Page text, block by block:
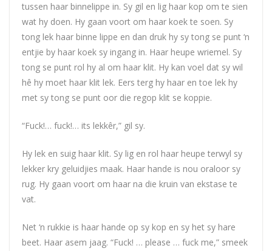
tussen haar binnelippe in. Sy gil en lig haar kop om te sien
wat hy doen. Hy gaan voort om haar koek te soen. Sy
tong lek haar binne lippe en dan druk hy sy tong se punt ‘n
entjie by haar koek sy ingang in. Haar heupe wriemel. Sy
tong se punt rol hy al om haar klit. Hy kan voel dat sy wil
hê hy moet haar klit lek. Eers terg hy haar en toe lek hy
met sy tong se punt oor die regop klit se koppie.
“Fuck!… fuck!… its lekkêr,” gil sy.
Hy lek en suig haar klit. Sy lig en rol haar heupe terwyl sy
lekker kry geluidjies maak. Haar hande is nou oraloor sy
rug. Hy gaan voort om haar na die kruin van ekstase te
vat.
Net ‘n rukkie is haar hande op sy kop en sy het sy hare
beet. Haar asem jaag. “Fuck! … please … fuck me,” smeek